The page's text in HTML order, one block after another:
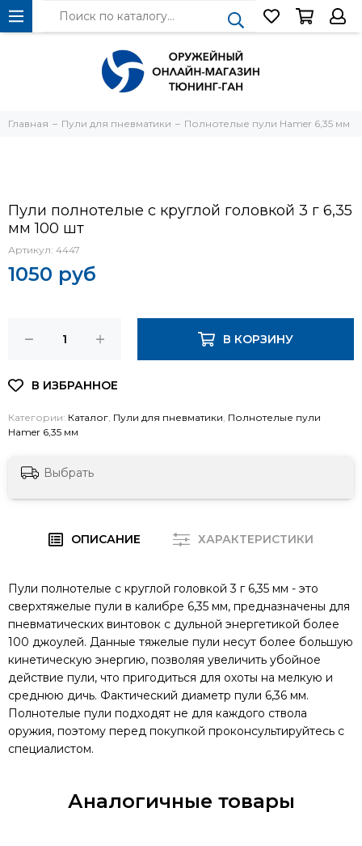
Главная Пули для пневматики Полнотелые пули Hamer 6,35 мм
Пули полнотелые с круглой головкой 3 г 6,35
мм 100 шт
Артикул: 4447
1050 руб
В КОРЗИНУ
Категории: Каталог, Пули для пневматики, Полнотелые пули
Hamer 6,35 мм
Выбрать
ОПИСАНИЕ ХАРАКТЕРИСТИКИ
Пули полнотелые с круглой головкой 3 г 6,35 мм - это
сверхтяжелые пули в калибре 6,35 мм, предназначены для
пневматических винтовок с дульной энергетикой более
100 джоулей. Данные тяжелые пули несут более большую
кинетическую энергию, позволяя увеличить убойное
действие пули, что пригодиться для охоты на мелкую и
среднюю дичь. Фактический диаметр пули 6,36 мм.
Полнотелые пули подходят не для каждого ствола
оружия, поэтому перед покупкой проконсультируйтесь с
специалистом.
Аналогичные товары